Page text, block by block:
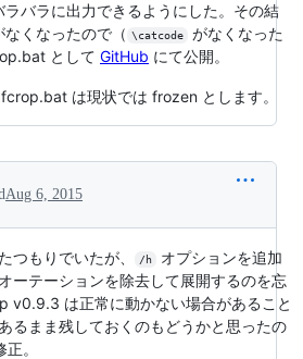
バラに出力できるようにした。その結
くなったので（ \catcode
がなくなった
として GitHub にて公開。
は現状では frozen とします。
Aug 6, 2015
つもりでいたが、 /h
オプションを追加
ーテーションを除去して展開するのを忘
v0.9.3 は正常に動かない場合があること
るまま残しておくのもどうかと思ったの
。